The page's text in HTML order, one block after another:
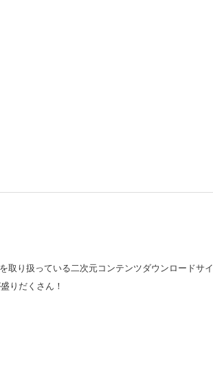
り扱っている二次元コンテンツダウンロードサイ
りだくさん！